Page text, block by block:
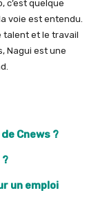
c’est quelque
voie est entendu.
talent et le travail
Nagui est une
Cnews ?
un emploi